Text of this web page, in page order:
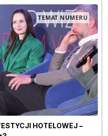
TEMAT NUMERU
HOTELOWEJ –